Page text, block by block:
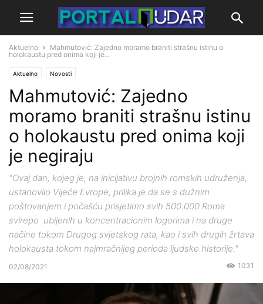
Aktuelno
Mahmutović: Zajedno moramo braniti strašnu istinu o
holokaustu pred onima koji je...
Aktuelno Novosti
Mahmutović: Zajedno
moramo braniti strašnu istinu
o holokaustu pred onima koji
je negiraju
"Ovaj dan, kojeg je, na inicijativu brojnih romskih udruženja,
ustanovilo Vijeće Evrope, prilika je da se s dužnim
poštovanjem i počašću prisjetimo svih 500.000 Roma
svirepo ubijenih u koncentracionim logorima i na druge
načine tokom Drugog svjetskog rata, kao i svih drugih žrtava
holokausta tokom najmračnijeg perioda ljudske historije."
02/08/2021 1031